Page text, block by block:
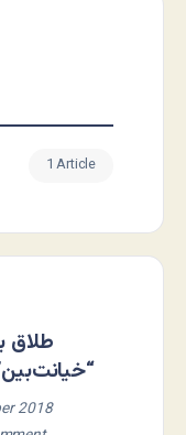
1 Article
طلاق
2018